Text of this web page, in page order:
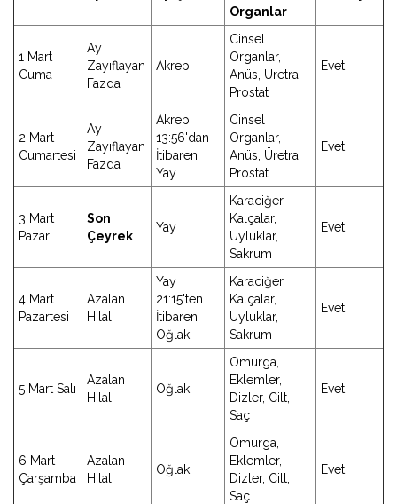
Organlar
1 Mart
Cuma
Ay
Zayıflayan
Fazda
Akrep
Cinsel
Organlar,
Anüs, Üretra,
Prostat
Evet
2 Mart
Cumartesi
Ay
Zayıflayan
Fazda
Akrep
13:56'dan
İtibaren
Yay
Cinsel
Organlar,
Anüs, Üretra,
Prostat
Evet
3 Mart
Pazar
Son
Çeyrek
Yay
Karaciğer,
Kalçalar,
Uyluklar,
Sakrum
Evet
4 Mart
Pazartesi
Azalan
Hilal
Yay
21:15'ten
İtibaren
Oğlak
Karaciğer,
Kalçalar,
Uyluklar,
Sakrum
Evet
5 Mart Salı
Azalan
Hilal
Oğlak
Omurga,
Eklemler,
Dizler, Cilt,
Saç
Evet
6 Mart
Çarşamba
Azalan
Hilal
Oğlak
Omurga,
Eklemler,
Dizler, Cilt,
Saç
Evet